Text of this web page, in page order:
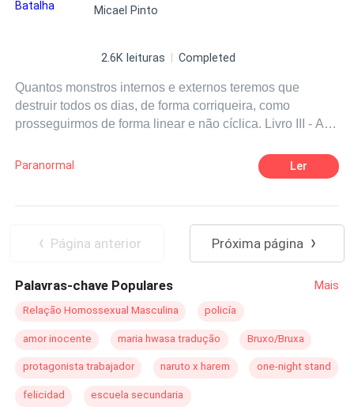
Micael Pinto
2.6K leituras Completed
Quantos monstros internos e externos teremos que
destruir todos os dias, de forma corriqueira, como
prosseguirmos de forma linear e não cíclica. Livro III - A
Paranormal Ler
Página anterior Próxima página
Palavras-chave Populares Mais
Relação Homossexual Masculina policía
amor inocente maria hwasa tradução Bruxo/Bruxa
protagonista trabajador naruto x harem one-night stand
felicidad escuela secundaria